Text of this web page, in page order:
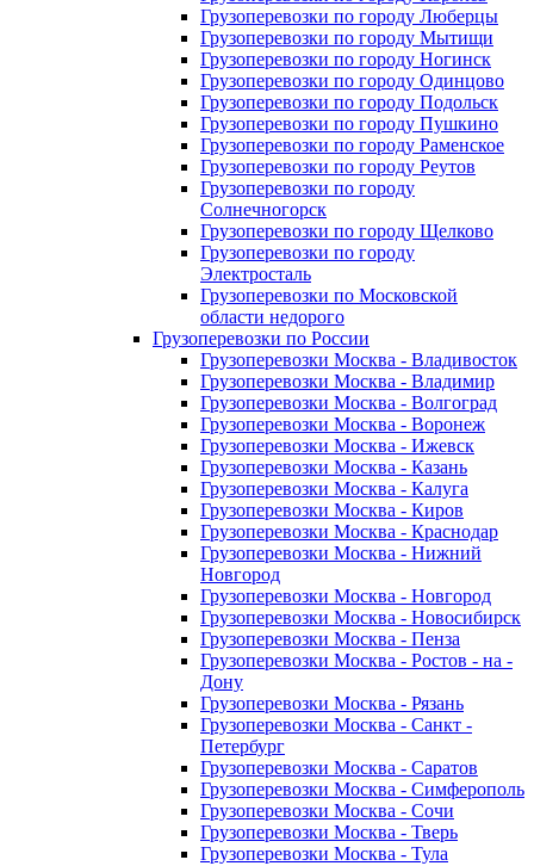
Грузоперевозки по городу Люберцы
Грузоперевозки по городу Мытищи
Грузоперевозки по городу Ногинск
Грузоперевозки по городу Одинцово
Грузоперевозки по городу Подольск
Грузоперевозки по городу Пушкино
Грузоперевозки по городу Раменское
Грузоперевозки по городу Реутов
Грузоперевозки по городу
Солнечногорск
Грузоперевозки по городу Щелково
Грузоперевозки по городу
Электросталь
Грузоперевозки по Московской
области недорого
Грузоперевозки по России
Грузоперевозки Москва - Владивосток
Грузоперевозки Москва - Владимир
Грузоперевозки Москва - Волгоград
Грузоперевозки Москва - Воронеж
Грузоперевозки Москва - Ижевск
Грузоперевозки Москва - Казань
Грузоперевозки Москва - Калуга
Грузоперевозки Москва - Киров
Грузоперевозки Москва - Краснодар
Грузоперевозки Москва - Нижний
Новгород
Грузоперевозки Москва - Новгород
Грузоперевозки Москва - Новосибирск
Грузоперевозки Москва - Пенза
Грузоперевозки Москва - Ростов - на -
Дону
Грузоперевозки Москва - Рязань
Грузоперевозки Москва - Санкт -
Петербург
Грузоперевозки Москва - Саратов
Грузоперевозки Москва - Симферополь
Грузоперевозки Москва - Сочи
Грузоперевозки Москва - Тверь
Грузоперевозки Москва - Тула